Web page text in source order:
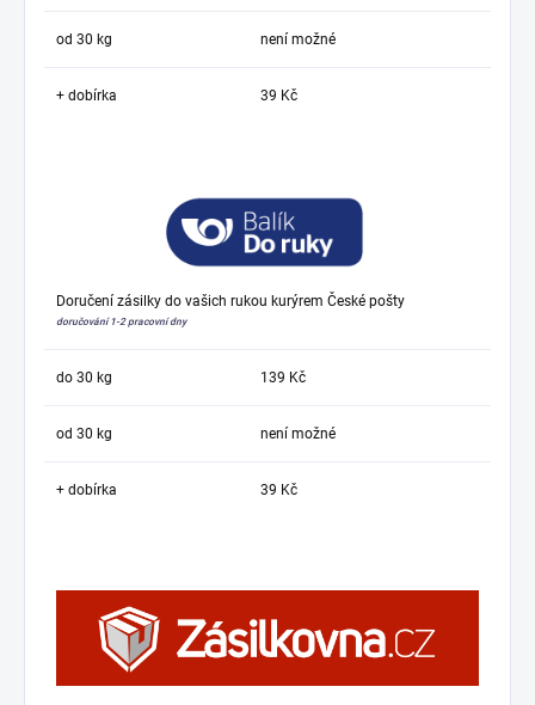
od 30 kg není možné
+ dobírka 39 Kč
Doručení zásilky do vašich rukou kurýrem České pošty
doručování 1-2 pracovní dny
do 30 kg 139 Kč
od 30 kg není možné
+ dobírka 39 Kč